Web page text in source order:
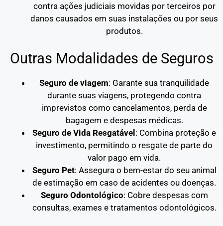
contra ações judiciais movidas por terceiros por
danos causados em suas instalações ou por seus
produtos.
Outras Modalidades de Seguros
Seguro de viagem: Garante sua tranquilidade
durante suas viagens, protegendo contra
imprevistos como cancelamentos, perda de
bagagem e despesas médicas.
Seguro de Vida Resgatável : Combina proteção e
investimento, permitindo o resgate de parte do
valor pago em vida.
Seguro Pet: Assegura o bem-estar do seu animal
de estimação em caso de acidentes ou doenças.
Seguro Odontológico: Cobre despesas com
consultas, exames e tratamentos odontológicos.